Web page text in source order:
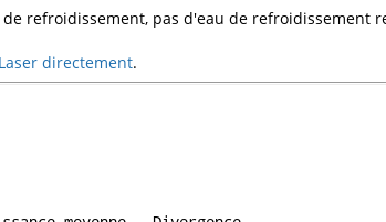
refroidissement, pas d'eau de refroidissement
directement.